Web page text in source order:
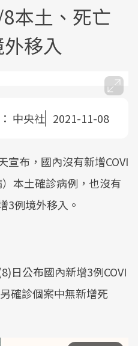
本土、死亡
移入
中央社 2021-11-08
宣布，國內沒有新增COVI
本土確診病例，也沒有
3例境外移入。
日公布國內新增3例COVI
確診個案中無新增死